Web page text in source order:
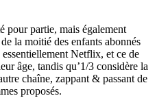
pour partie, mais également
la moitié des enfants abonnés
Netflix, et ce de
âge, tandis qu’1/3 considère la
chaîne, zappant & passant de
proposés.